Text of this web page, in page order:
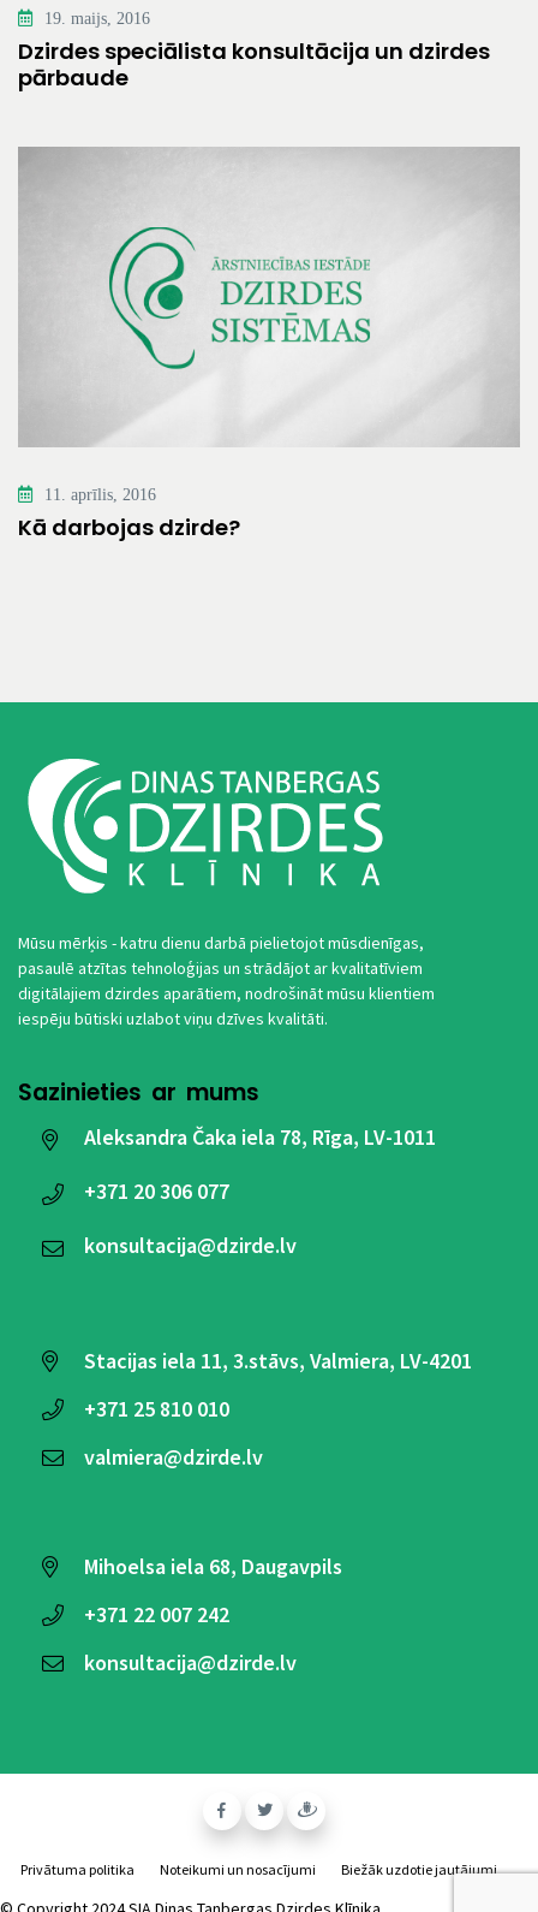
19. maijs, 2016
Dzirdes speciālista konsultācija un dzirdes
pārbaude
11. aprīlis, 2016
Kā darbojas dzirde?
Mūsu mērķis - katru dienu darbā pielietojot mūsdienīgas,
pasaulē atzītas tehnoloģijas un strādājot ar kvalitatīviem
digitālajiem dzirdes aparātiem, nodrošināt mūsu klientiem
iespēju būtiski uzlabot viņu dzīves kvalitāti.
Sazinieties ar mums
Aleksandra Čaka iela 78, Rīga, LV-1011
+371 20 306 077
konsultacija@dzirde.lv
Stacijas iela 11, 3.stāvs, Valmiera, LV-4201
+371 25 810 010
valmiera@dzirde.lv
Mihoelsa iela 68, Daugavpils
+371 22 007 242
konsultacija@dzirde.lv
Privātuma politika Noteikumi un nosacījumi Biežāk uzdotie jautājumi